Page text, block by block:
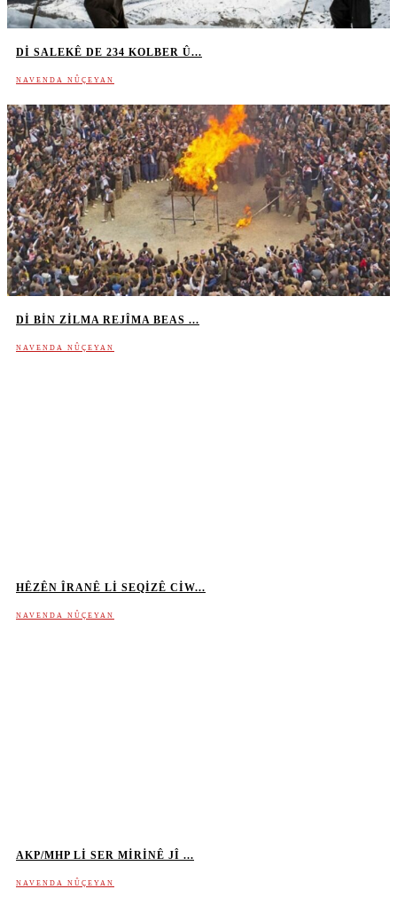
DI SALEKÊ DE 234 KOLBER Û...
NAVENDA NÛÇEYAN
DI BIN ZILMA REJÎMA BEAS ...
NAVENDA NÛÇEYAN
HÊZÊN ÎRANÊ LI SEQIZÊ CIW...
NAVENDA NÛÇEYAN
AKP/MHP LI SER MIRINÊ JÎ ...
NAVENDA NÛÇEYAN